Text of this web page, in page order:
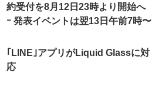
約受付を8月12日23時より開始へ
ｰ 発表イベントは翌13日午前7時〜
｢LINE｣アプリがLiquid Glassに対
応